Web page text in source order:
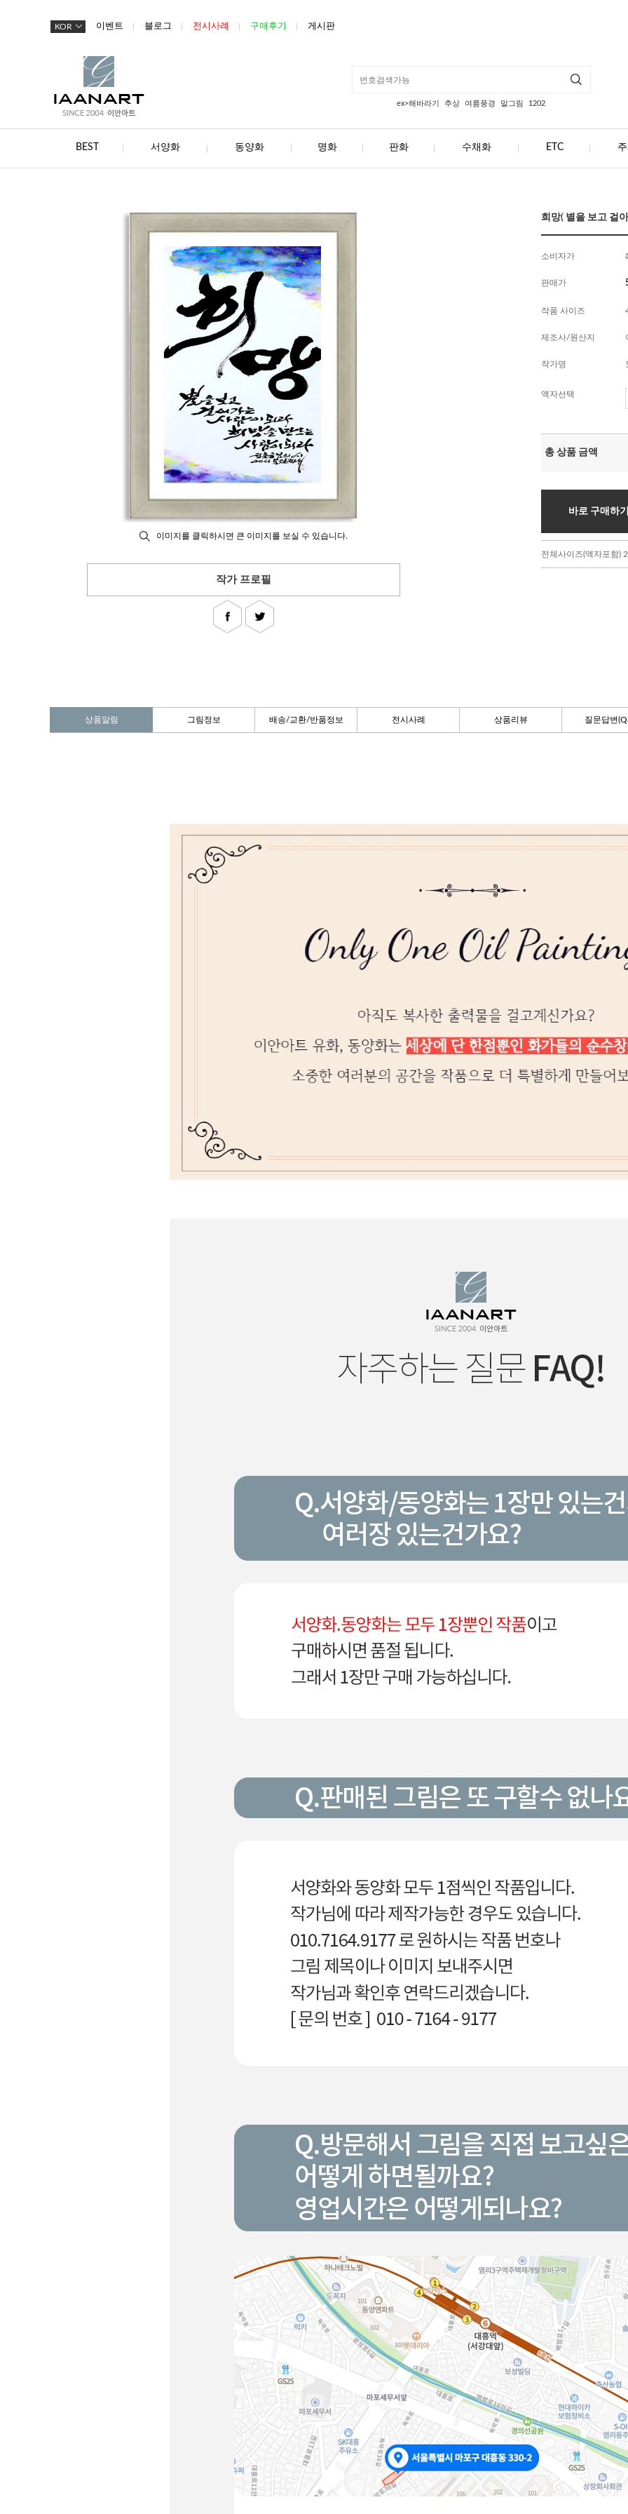
KOR 이벤트 블로그 전시사례 구매후기 게시판
ex>해바라기 추상 여름풍경 말그림 1202
BEST 서양화 동양화 명화 판화 수채화 ETC
이미지를 클릭하시면 큰 이미지를 보실 수 있습니다.
작가 프로필
희망( 별을 보고 걸
소비자가
판매가
작품 사이즈
제조사/원산지
작가명
액자선택
총 상품 금액
바로 구매하
전체사이즈(액자포함)
상품알림 그림정보 배송/교환/반품정보 전시사례 상품리뷰 질문답변